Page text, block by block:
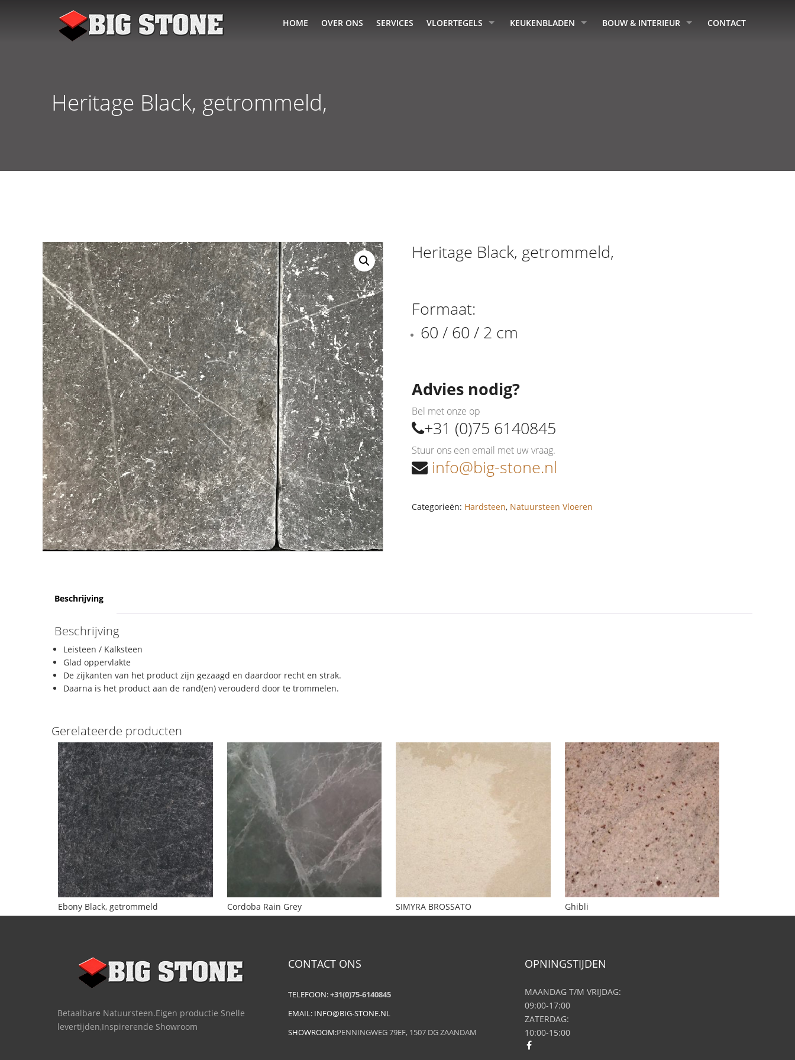
HOME OVER ONS SERVICES VLOERTEGELS KEUKENBLADEN BOUW & INTERIEUR CONTACT
Heritage Black, getrommeld,
Heritage Black, getrommeld,
Formaat:
60 / 60 / 2 cm
Advies nodig?
Bel met onze op
+31 (0)75 6140845
Stuur ons een email met uw vraag.
info@big-stone.nl
Categorieën: Hardsteen, Natuursteen Vloeren
Beschrijving
Beschrijving
Leisteen / Kalksteen
Glad oppervlakte
De zijkanten van het product zijn gezaagd en daardoor recht en strak.
Daarna is het product aan de rand(en) verouderd door te trommelen.
Gerelateerde producten
Ebony Black, getrommeld Cordoba Rain Grey SIMYRA BROSSATO Ghibli
Betaalbare Natuursteen.Eigen productie Snelle
levertijden,Inspirerende Showroom
CONTACT ONS
TELEFOON:+31(0)75-6140845
EMAIL: INFO@BIG-STONE.NL
SHOWROOM:PENNINGWEG 79EF, 1507 DG ZAANDAM
OPNINGSTIJDEN
MAANDAG T/M VRIJDAG:
09:00-17:00
ZATERDAG:
10:00-15:00